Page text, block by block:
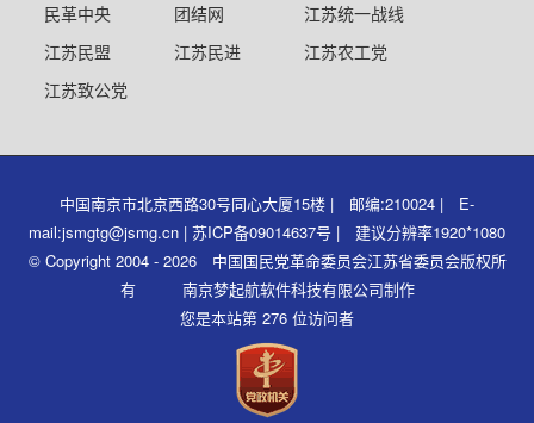
民革中央 团结网
江苏统一战线
江苏民盟
江苏民进
江苏农工党
江苏致公党
中国南京市北京西路30号同心大厦15楼 | 邮编:210024 | E-
mail:jsmgtg@jsmg.cn | 苏ICP备09014637号 | 建议分辨率1920*1080
© Copyright 2004 - 2026 中国国民党革命委员会江苏省委员会版权所
有 南京梦起航软件科技有限公司制作
您是本站第 276 位访问者